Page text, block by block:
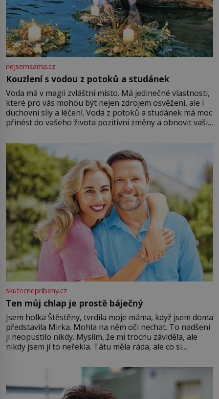
nejsemsama.cz
Kouzlení s vodou z potoků a studánek
Voda má v magii zvláštní místo. Má jedinečné vlastnosti,
které pro vás mohou být nejen zdrojem osvěžení, ale i
duchovní síly a léčení. Voda z potoků a studánek má moc
přinést do vašeho života pozitivní změny a obnovit vaši
můžete obohatit své rituály a přinést do svého života
větší harmonii a klid. Je důležité
skutecnepribehy.cz
Ten můj chlap je prostě báječný
Jsem holka Štěstěny, tvrdila moje máma, když jsem doma
představila Mirka. Mohla na něm oči nechat. To nadšení
ji neopustilo nikdy. Myslím, že mi trochu záviděla, ale
nikdy jsem jí to neřekla. Tátu měla ráda, ale co si
Jsme spolu moc rádi Tehdy byla jiná doba, když